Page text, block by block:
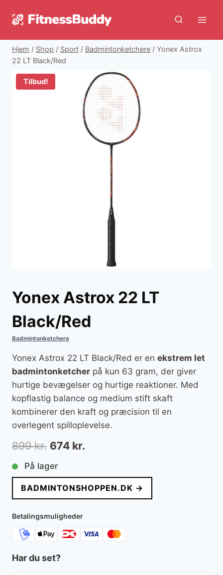
Hjem / Shop / Sport / Badmintonketchere / Yonex Astrox
22 LT Black/Red
Tilbud!
Yonex Astrox 22 LT
Black/Red
Badmintonketchere
Yonex Astrox 22 LT Black/Red er en ekstrem let
badmintonketcher på kun 63 gram, der giver
hurtige bevægelser og hurtige reaktioner. Med
kopflastig balance og medium stift skaft
kombinerer den kraft og præcision til en
overlegent spilloplevelse.
899kr. Den
oprindelige
pris
var:
899 kr..
674 kr.
pris
er:
På lager
BADMINTONSHOPPEN.DK →
Betalingsmuligheder
Har du set?